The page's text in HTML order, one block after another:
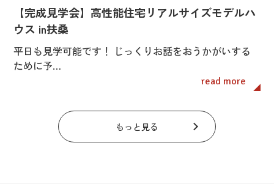
【完成見学会】高性能住宅リアルサイズモデルハ
ウス in扶桑
平日も見学可能です！ じっくりお話をおうかがいする
ために予…
read more
もっと見る